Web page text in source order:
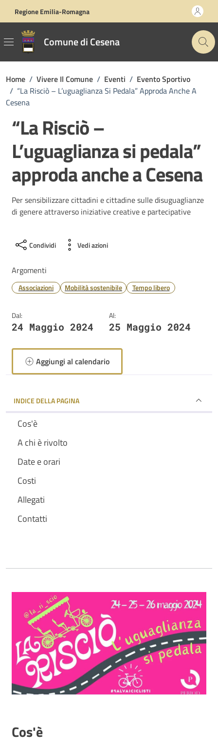
Regione Emilia-Romagna
Comune di Cesena
Home / Vivere Il Comune / Eventi / Evento Sportivo
/ “La Risciò – L’uguaglianza Si Pedala” Approda Anche A
Cesena
“La Risciò –
L’uguaglianza si pedala”
approda anche a Cesena
Per sensibilizzare cittadini e cittadine sulle disuguaglianze
di genere attraverso iniziative creative e partecipative
Condividi Vedi azioni
Argomenti
Associazioni Mobilità sostenibile Tempo libero
Dal:
24 Maggio 2024
Al:
25 Maggio 2024
Aggiungi al calendario
INDICE DELLA PAGINA
Cos'è
A chi è rivolto
Date e orari
Costi
Allegati
Contatti
Cos'è